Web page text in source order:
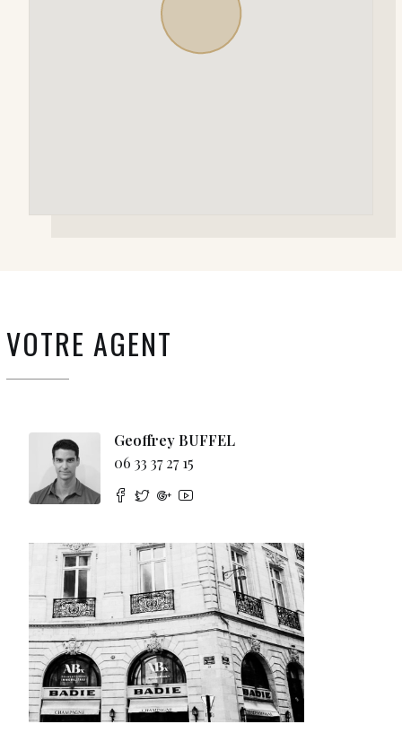
VOTRE AGENT
Geoffrey BUFFEL
06 33 37 27 15